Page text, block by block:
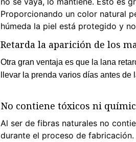
Proporcionando un color natural
húmeda la piel está protegido y
Retarda la aparición de los
Otra gran ventaja es que la lana
llevar la prenda varios días antes
No contiene tóxicos ni
Al ser de fibras naturales no
durante el proceso de